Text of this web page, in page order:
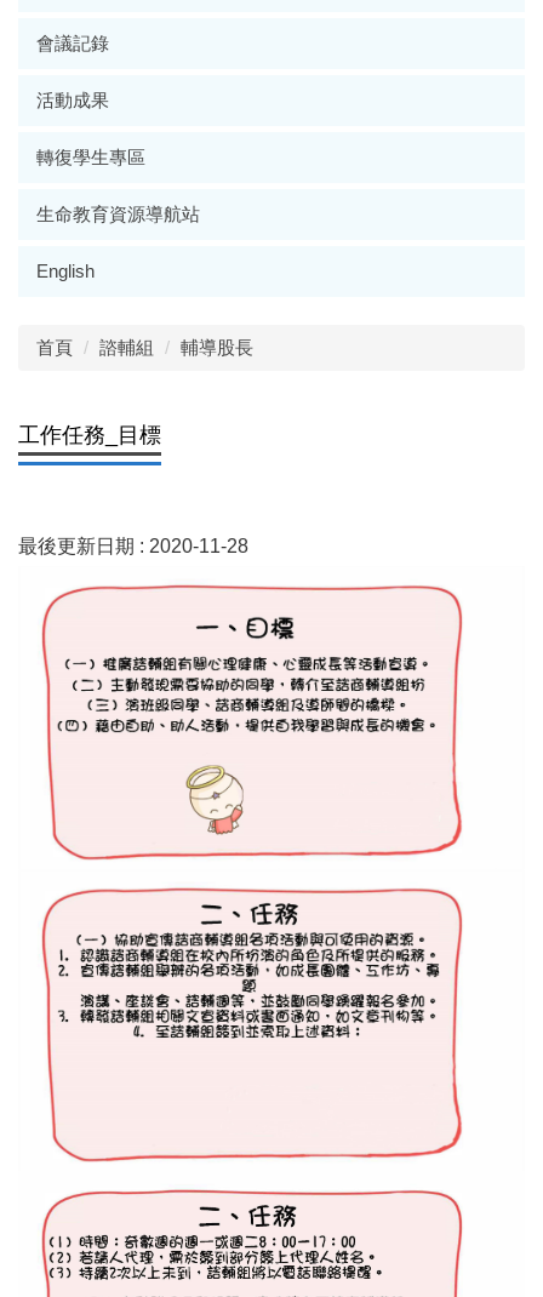
會議記錄
活動成果
轉復學生專區
生命教育資源導航站
English
首頁 諮輔組 輔導股長
工作任務_目標
最後更新日期 : 2020-11-28